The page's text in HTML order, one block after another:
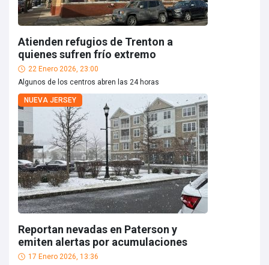
Atienden refugios de Trenton a
quienes sufren frío extremo
22 Enero 2026, 23:00
Algunos de los centros abren las 24 horas
NUEVA JERSEY
Reportan nevadas en Paterson y
emiten alertas por acumulaciones
17 Enero 2026, 13:36